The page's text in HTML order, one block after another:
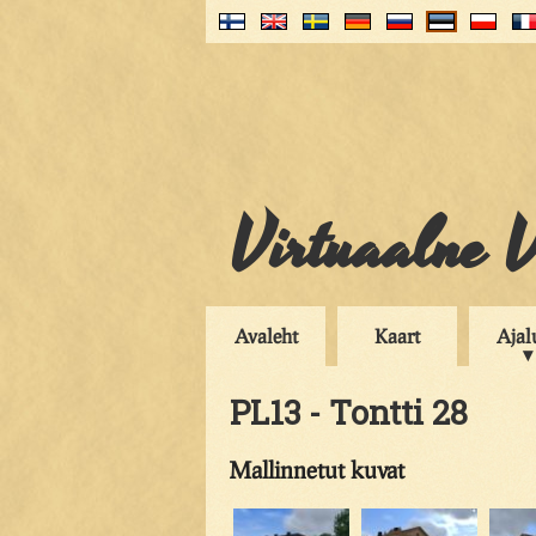
Virtuaalne
Avaleht Kaart
PL13 - Tontti 28
Mallinnetut kuvat